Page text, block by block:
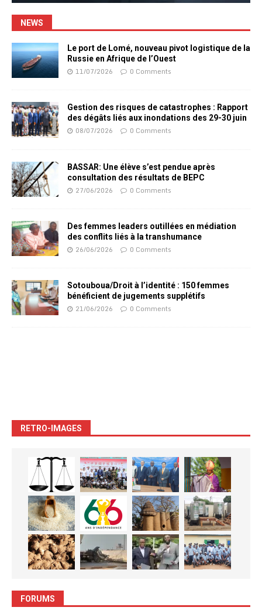
NEWS
Le port de Lomé, nouveau pivot logistique de la
Russie en Afrique de l’Ouest
11/07/2026 0 Comments
Gestion des risques de catastrophes : Rapport
des dégâts liés aux inondations des 29-30 juin
08/07/2026 0 Comments
BASSAR: Une élève s’est pendue après
consultation des résultats de BEPC
27/06/2026 0 Comments
Des femmes leaders outillées en médiation
des conflits liés à la transhumance
26/06/2026 0 Comments
Sotouboua/Droit à l’identité : 150 femmes
bénéficient de jugements supplétifs
21/06/2026 0 Comments
RETRO-IMAGES
FORUMS